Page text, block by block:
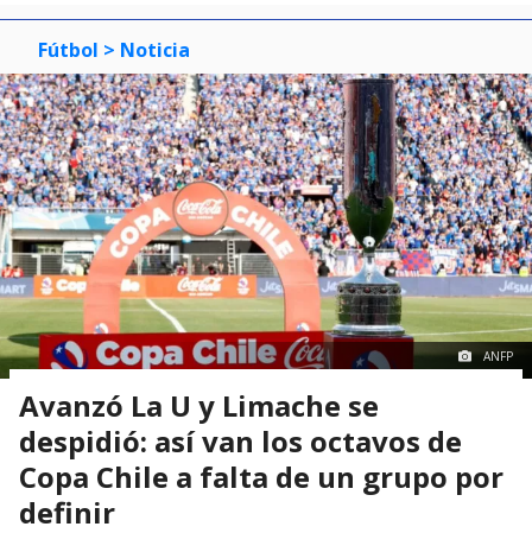
Fútbol > Noticia
ANFP
Avanzó La U y Limache se
despidió: así van los octavos de
Copa Chile a falta de un grupo por
definir